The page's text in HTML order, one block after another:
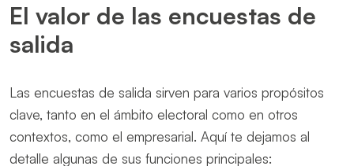
El valor de las encuestas de
salida
Las encuestas de salida sirven para varios propósitos
clave, tanto en el ámbito electoral como en otros
contextos, como el empresarial. Aquí te dejamos al
detalle algunas de sus funciones principales: